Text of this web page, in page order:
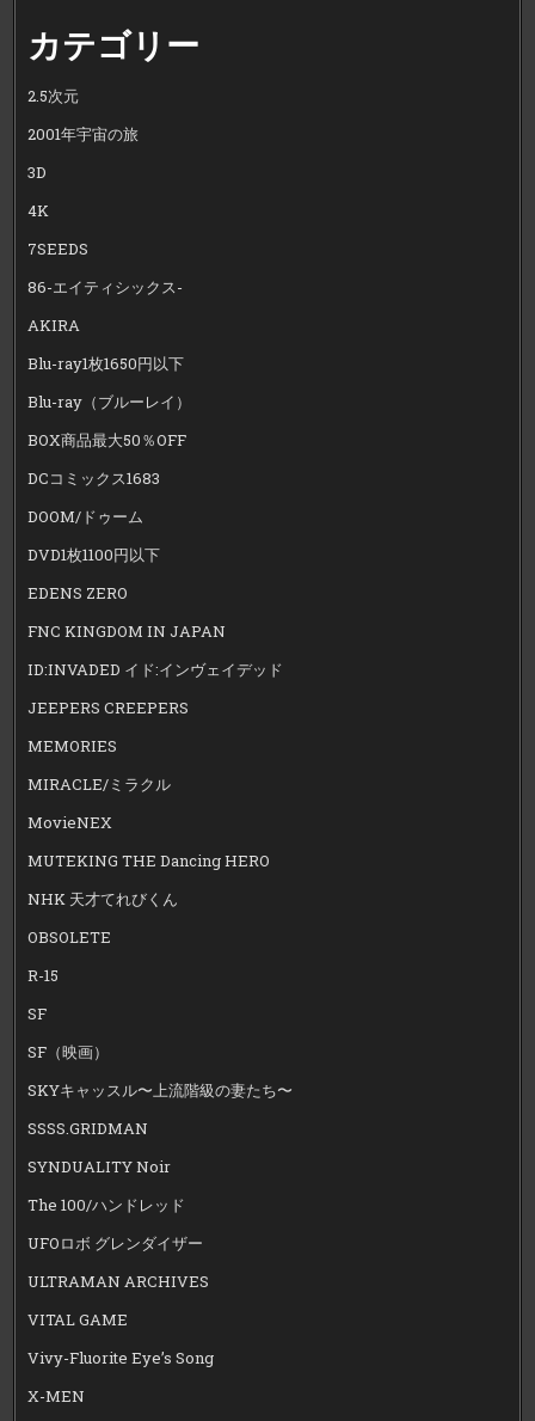
カテゴリー
2.5次元
2001年宇宙の旅
3D
4K
7SEEDS
86-エイティシックス-
AKIRA
Blu-ray1枚1650円以下
Blu-ray（ブルーレイ）
BOX商品最大50％OFF
DCコミックス1683
DOOM/ドゥーム
DVD1枚1100円以下
EDENS ZERO
FNC KINGDOM IN JAPAN
ID:INVADED イド:インヴェイデッド
JEEPERS CREEPERS
MEMORIES
MIRACLE/ミラクル
MovieNEX
MUTEKING THE Dancing HERO
NHK 天才てれびくん
OBSOLETE
R-15
SF
SF（映画）
SKYキャッスル〜上流階級の妻たち〜
SSSS.GRIDMAN
SYNDUALITY Noir
The 100/ハンドレッド
UFOロボ グレンダイザー
ULTRAMAN ARCHIVES
VITAL GAME
Vivy-Fluorite Eye’s Song
X-MEN